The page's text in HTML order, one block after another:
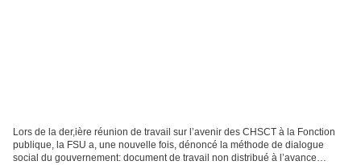
Lors de la der,ière réunion de travail sur l’avenir des CHSCT à la Fonction
publique, la FSU a, une nouvelle fois, dénoncé la méthode de dialogue
social du gouvernement: document de travail non distribué à l’avance